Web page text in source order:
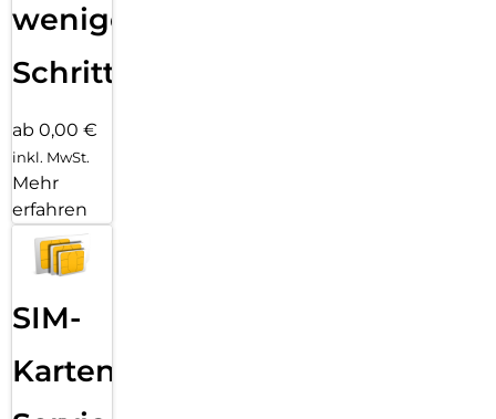
wenigen
Schritten
ab 0,00 €
inkl. MwSt.
Mehr
erfahren
SIM-
Karten